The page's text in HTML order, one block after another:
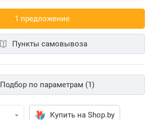
1 предложениe
Пункты самовывоза
Подбор по параметрам (1)
Купить на Shop.by